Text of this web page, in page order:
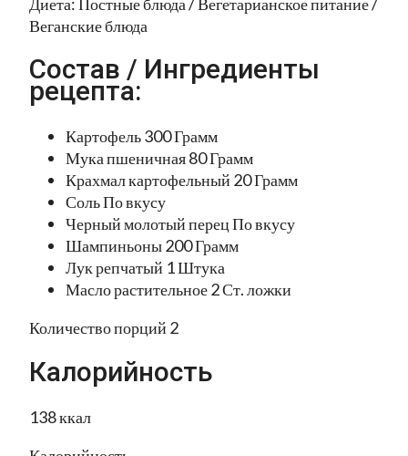
Веганские блюда
Состав / Ингредиенты
рецепта:
Картофель 300 Грамм
Мука пшеничная 80 Грамм
Крахмал картофельный 20 Грамм
Соль По вкусу
Черный молотый перец По вкусу
Шампиньоны 200 Грамм
Лук репчатый 1 Штука
Масло растительное 2 Ст. ложки
Количество порций 2
Калорийность
138 ккал